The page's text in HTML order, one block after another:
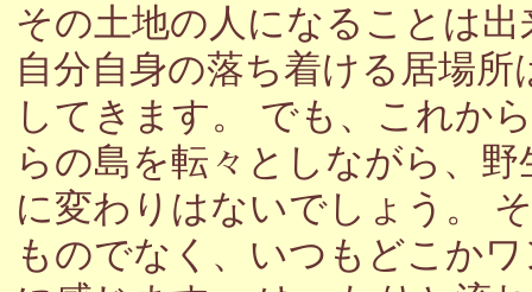
その土地の人になることは
自分自身の落ち着ける居場
してきます。 でも、これか
らの島を転々としながら、
に変わりはないでしょう。
ものでなく、いつもどこか